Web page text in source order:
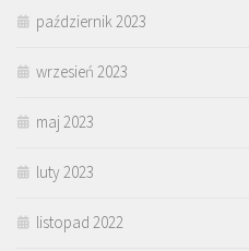
październik 2023
wrzesień 2023
maj 2023
luty 2023
listopad 2022